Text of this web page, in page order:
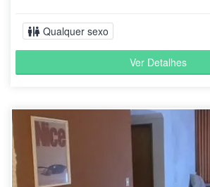
Qualquer sexo
Ver Detalhes